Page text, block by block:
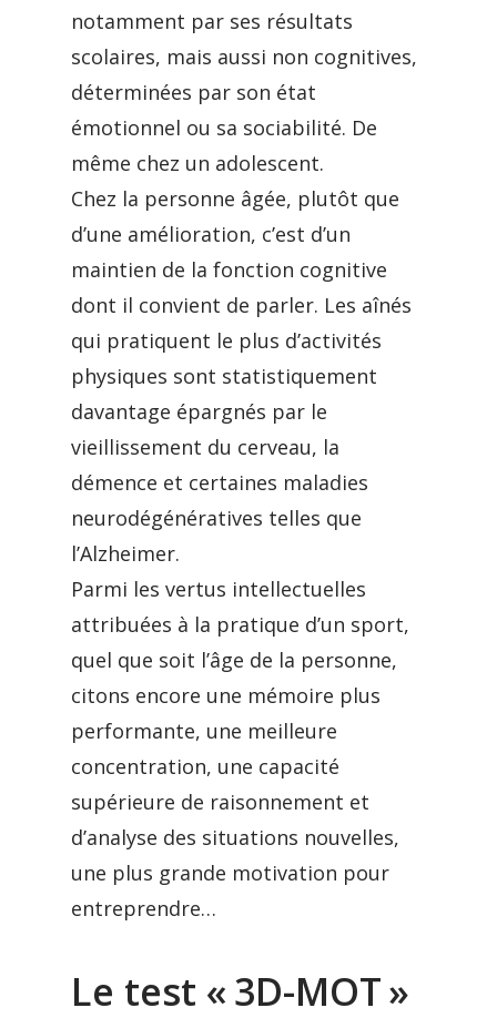
notamment par ses résultats
scolaires, mais aussi non cognitives,
déterminées par son état
émotionnel ou sa sociabilité. De
même chez un adolescent.
Chez la personne âgée, plutôt que
d’une amélioration, c’est d’un
maintien de la fonction cognitive
dont il convient de parler. Les aînés
qui pratiquent le plus d’activités
physiques sont statistiquement
davantage épargnés par le
vieillissement du cerveau, la
démence et certaines maladies
neurodégénératives telles que
l’Alzheimer.
Parmi les vertus intellectuelles
attribuées à la pratique d’un sport,
quel que soit l’âge de la personne,
citons encore une mémoire plus
performante, une meilleure
concentration, une capacité
supérieure de raisonnement et
d’analyse des situations nouvelles,
une plus grande motivation pour
entreprendre…
Le test « 3D-MOT »